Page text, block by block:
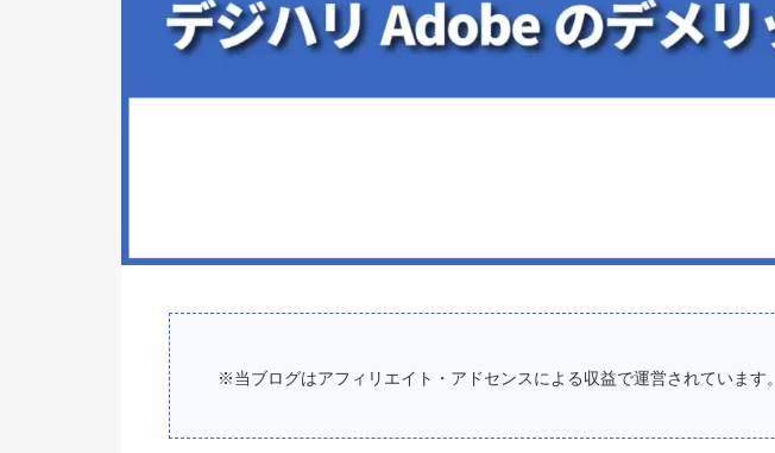
※当ブログはアフィリエイト・アドセンスによる収益で運営されています。